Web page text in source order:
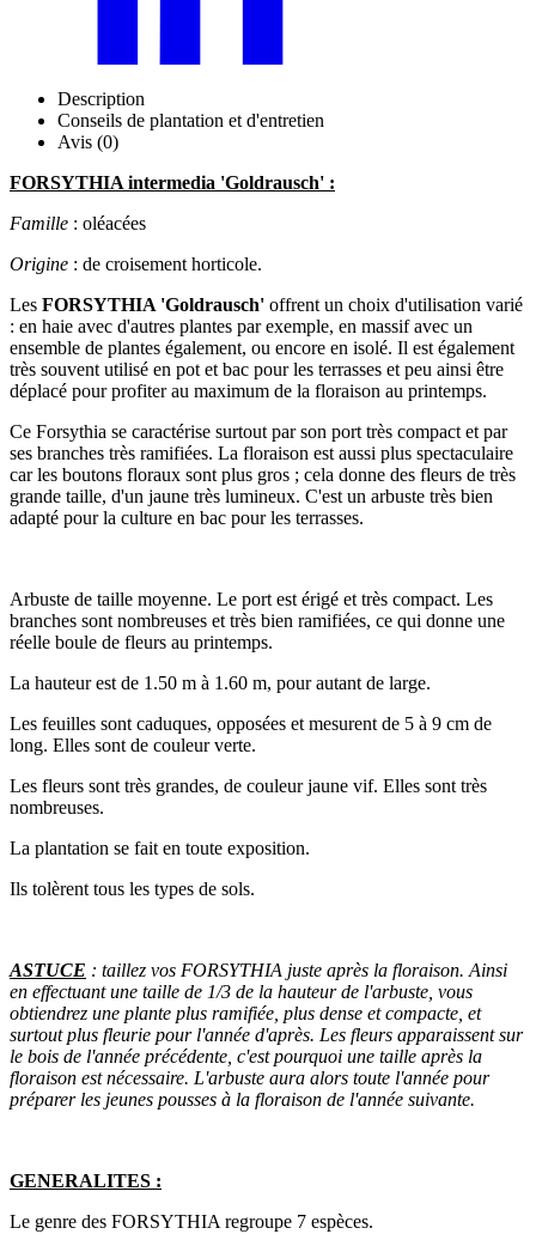
Description
Conseils de plantation et d'entretien
Avis (0)
FORSYTHIA intermedia 'Goldrausch' :
Famille : oléacées
Origine : de croisement horticole.
Les FORSYTHIA 'Goldrausch' offrent un choix d'utilisation varié
: en haie avec d'autres plantes par exemple, en massif avec un
ensemble de plantes également, ou encore en isolé. Il est également
très souvent utilisé en pot et bac pour les terrasses et peu ainsi être
déplacé pour profiter au maximum de la floraison au printemps.
Ce Forsythia se caractérise surtout par son port très compact et par
ses branches très ramifiées. La floraison est aussi plus spectaculaire
car les boutons floraux sont plus gros ; cela donne des fleurs de très
grande taille, d'un jaune très lumineux. C'est un arbuste très bien
adapté pour la culture en bac pour les terrasses.
Arbuste de taille moyenne. Le port est érigé et très compact. Les
branches sont nombreuses et très bien ramifiées, ce qui donne une
réelle boule de fleurs au printemps.
La hauteur est de 1.50 m à 1.60 m, pour autant de large.
Les feuilles sont caduques, opposées et mesurent de 5 à 9 cm de
long. Elles sont de couleur verte.
Les fleurs sont très grandes, de couleur jaune vif. Elles sont très
nombreuses.
La plantation se fait en toute exposition.
Ils tolèrent tous les types de sols.
ASTUCE : taillez vos FORSYTHIA juste après la floraison. Ainsi
en effectuant une taille de 1/3 de la hauteur de l'arbuste, vous
obtiendrez une plante plus ramifiée, plus dense et compacte, et
surtout plus fleurie pour l'année d'après. Les fleurs apparaissent sur
le bois de l'année précédente, c'est pourquoi une taille après la
floraison est nécessaire. L'arbuste aura alors toute l'année pour
préparer les jeunes pousses à la floraison de l'année suivante.
GENERALITES :
Le genre des FORSYTHIA regroupe 7 espèces.